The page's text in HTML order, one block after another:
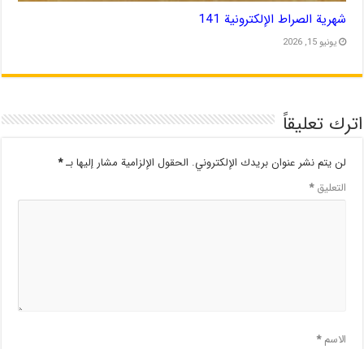
شهریة الصراط الإلكترونية 141
يونيو 15, 2026
اترك تعليقاً
لن يتم نشر عنوان بريدك الإلكتروني. الحقول الإلزامية مشار إليها بـ*
التعليق*
الاسم*